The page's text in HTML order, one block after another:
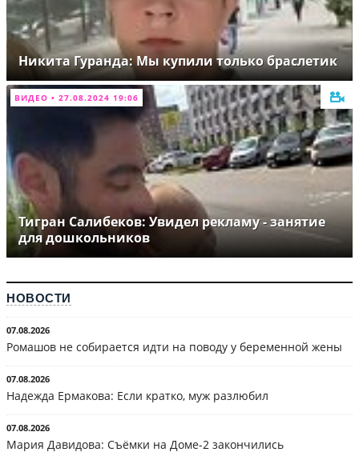
Никита Гуранда: Мы купили только браслетик
ВИДЕО • 27.08.2024 19:06
Тигран Салибеков: Увидел рекламу - занятие
для дошкольников
НОВОСТИ
07.08.2026
Ромашов не собирается идти на поводу у беременной жены
07.08.2026
Надежда Ермакова: Если кратко, муж разлюбил
07.08.2026
Мария Давидова: Съёмки на Доме-2 закончились